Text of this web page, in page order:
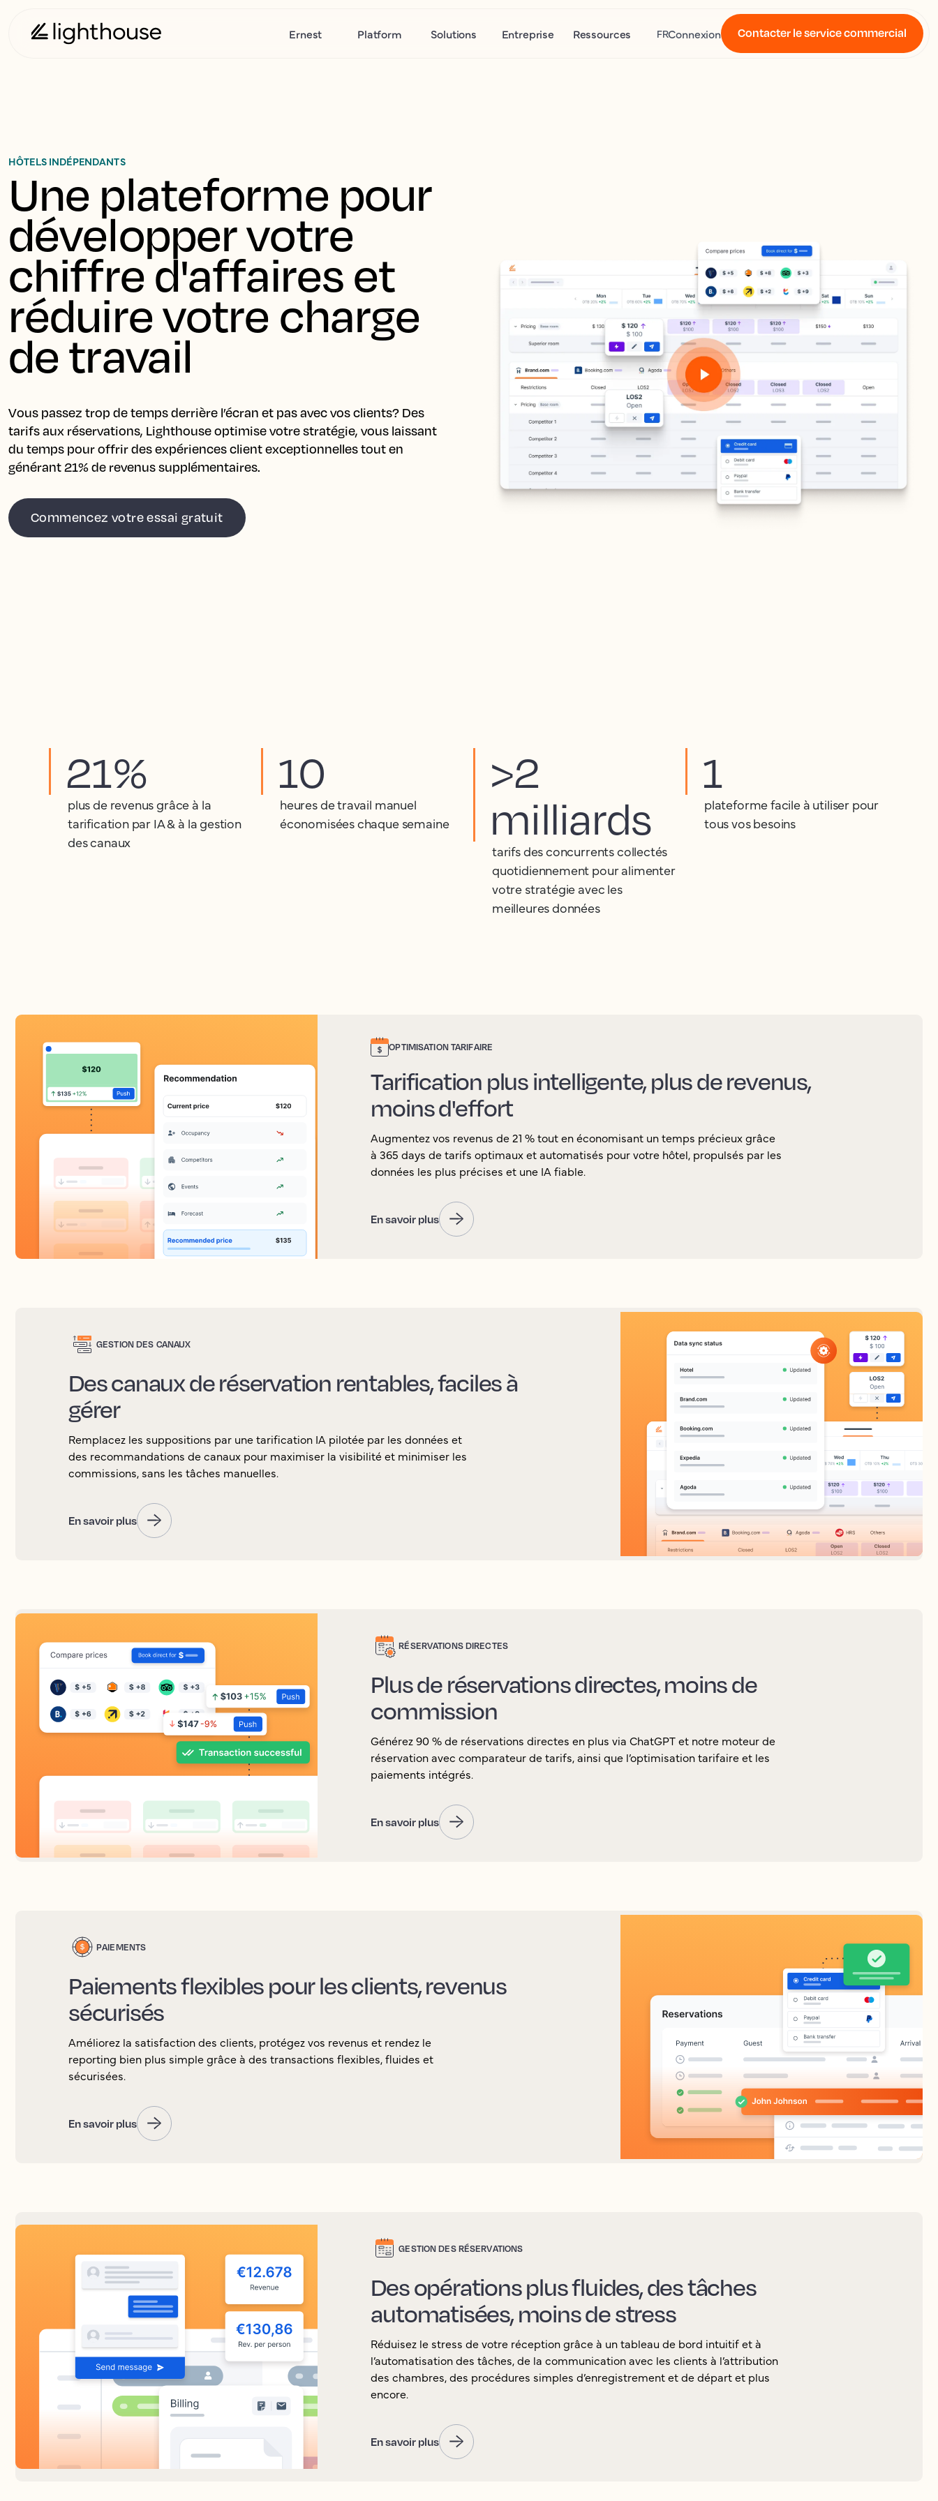
Ernest Platform Solutions Entreprise Ressources FRConnexion Contacter le service commercial
HÔTELS INDÉPENDANTS
Une plateforme pour
développer votre
chiffre d'affaires et
réduire votre charge
de travail
Vous passez trop de temps derrière l’écran et pas avec vos clients? Des
tarifs aux réservations, Lighthouse optimise votre stratégie, vous laissant
du temps pour offrir des expériences client exceptionnelles tout en
générant 21% de revenus supplémentaires.
Commencez votre essai gratuit
21%
plus de revenus grâce à la
tarification par IA & à la gestion
des canaux
10
heures de travail manuel
économisées chaque semaine
>2
milliards
tarifs des concurrents collectés
quotidiennement pour alimenter
votre stratégie avec les
meilleures données
1
plateforme facile à utiliser pour
tous vos besoins
OPTIMISATION TARIFAIRE
Tarification plus intelligente, plus de revenus,
moins d'effort
Augmentez vos revenus de 21 % tout en économisant un temps précieux grâce
à 365 days de tarifs optimaux et automatisés pour votre hôtel, propulsés par les
données les plus précises et une IA fiable.
En savoir plus
GESTION DES CANAUX
Des canaux de réservation rentables, faciles à
gérer
Remplacez les suppositions par une tarification IA pilotée par les données et
des recommandations de canaux pour maximiser la visibilité et minimiser les
commissions, sans les tâches manuelles.
En savoir plus
RÉSERVATIONS DIRECTES
Plus de réservations directes, moins de
commission
Générez 90 % de réservations directes en plus via ChatGPT et notre moteur de
réservation avec comparateur de tarifs, ainsi que l’optimisation tarifaire et les
paiements intégrés.
En savoir plus
PAIEMENTS
Paiements flexibles pour les clients, revenus
sécurisés
Améliorez la satisfaction des clients, protégez vos revenus et rendez le
reporting bien plus simple grâce à des transactions flexibles, fluides et
sécurisées.
En savoir plus
GESTION DES RÉSERVATIONS
Des opérations plus fluides, des tâches
automatisées, moins de stress
Réduisez le stress de votre réception grâce à un tableau de bord intuitif et à
l’automatisation des tâches, de la communication avec les clients à l’attribution
des chambres, des procédures simples d’enregistrement et de départ et plus
encore.
En savoir plus